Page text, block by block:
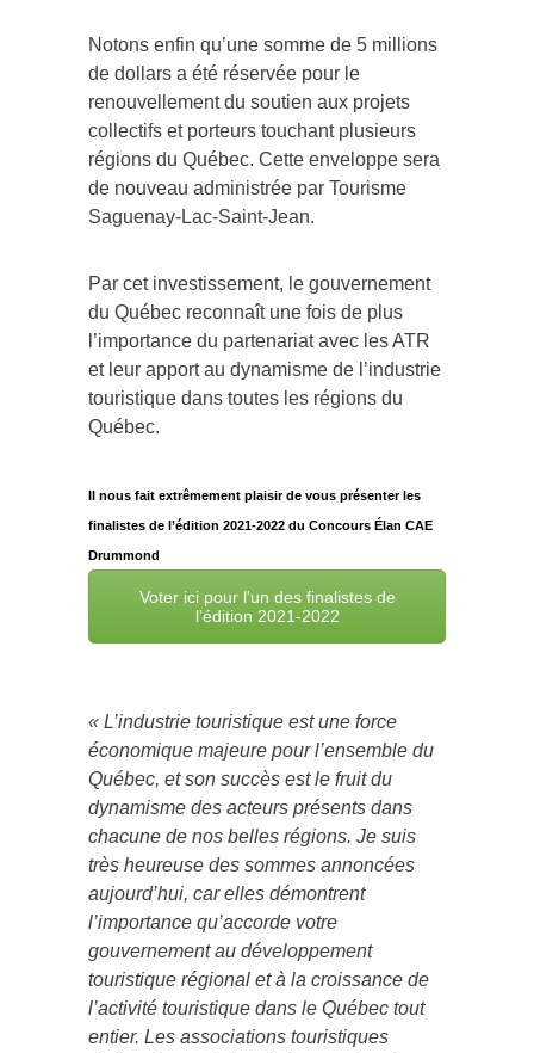
Notons enfin qu’une somme de 5 millions
de dollars a été réservée pour le
renouvellement du soutien aux projets
collectifs et porteurs touchant plusieurs
régions du Québec. Cette enveloppe sera
de nouveau administrée par Tourisme
Saguenay-Lac-Saint-Jean.
Par cet investissement, le gouvernement
du Québec reconnaît une fois de plus
l’importance du partenariat avec les ATR
et leur apport au dynamisme de l’industrie
touristique dans toutes les régions du
Québec.
Il nous fait extrêmement plaisir de vous présenter les
finalistes de l’édition 2021-2022 du Concours Élan CAE
Drummond
Voter ici pour l'un des finalistes de
l’édition 2021-2022
« L’industrie touristique est une force
économique majeure pour l’ensemble du
Québec, et son succès est le fruit du
dynamisme des acteurs présents dans
chacune de nos belles régions. Je suis
très heureuse des sommes annoncées
aujourd’hui, car elles démontrent
l’importance qu’accorde votre
gouvernement au développement
touristique régional et à la croissance de
l’activité touristique dans le Québec tout
entier. Les associations touristiques